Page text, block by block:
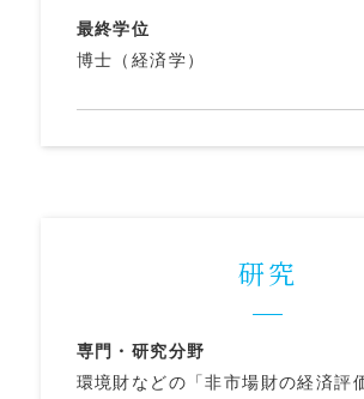
最終学位
博士（経済学）
研究
専門・研究分野
環境財などの「非市場財の経済評